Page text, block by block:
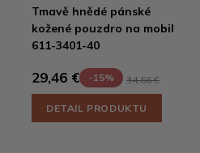
Tmavě hnědé pánské
kožené pouzdro na mobil
611-3401-40
29,46 € -15% 34,66 €
DETAIL PRODUKTU